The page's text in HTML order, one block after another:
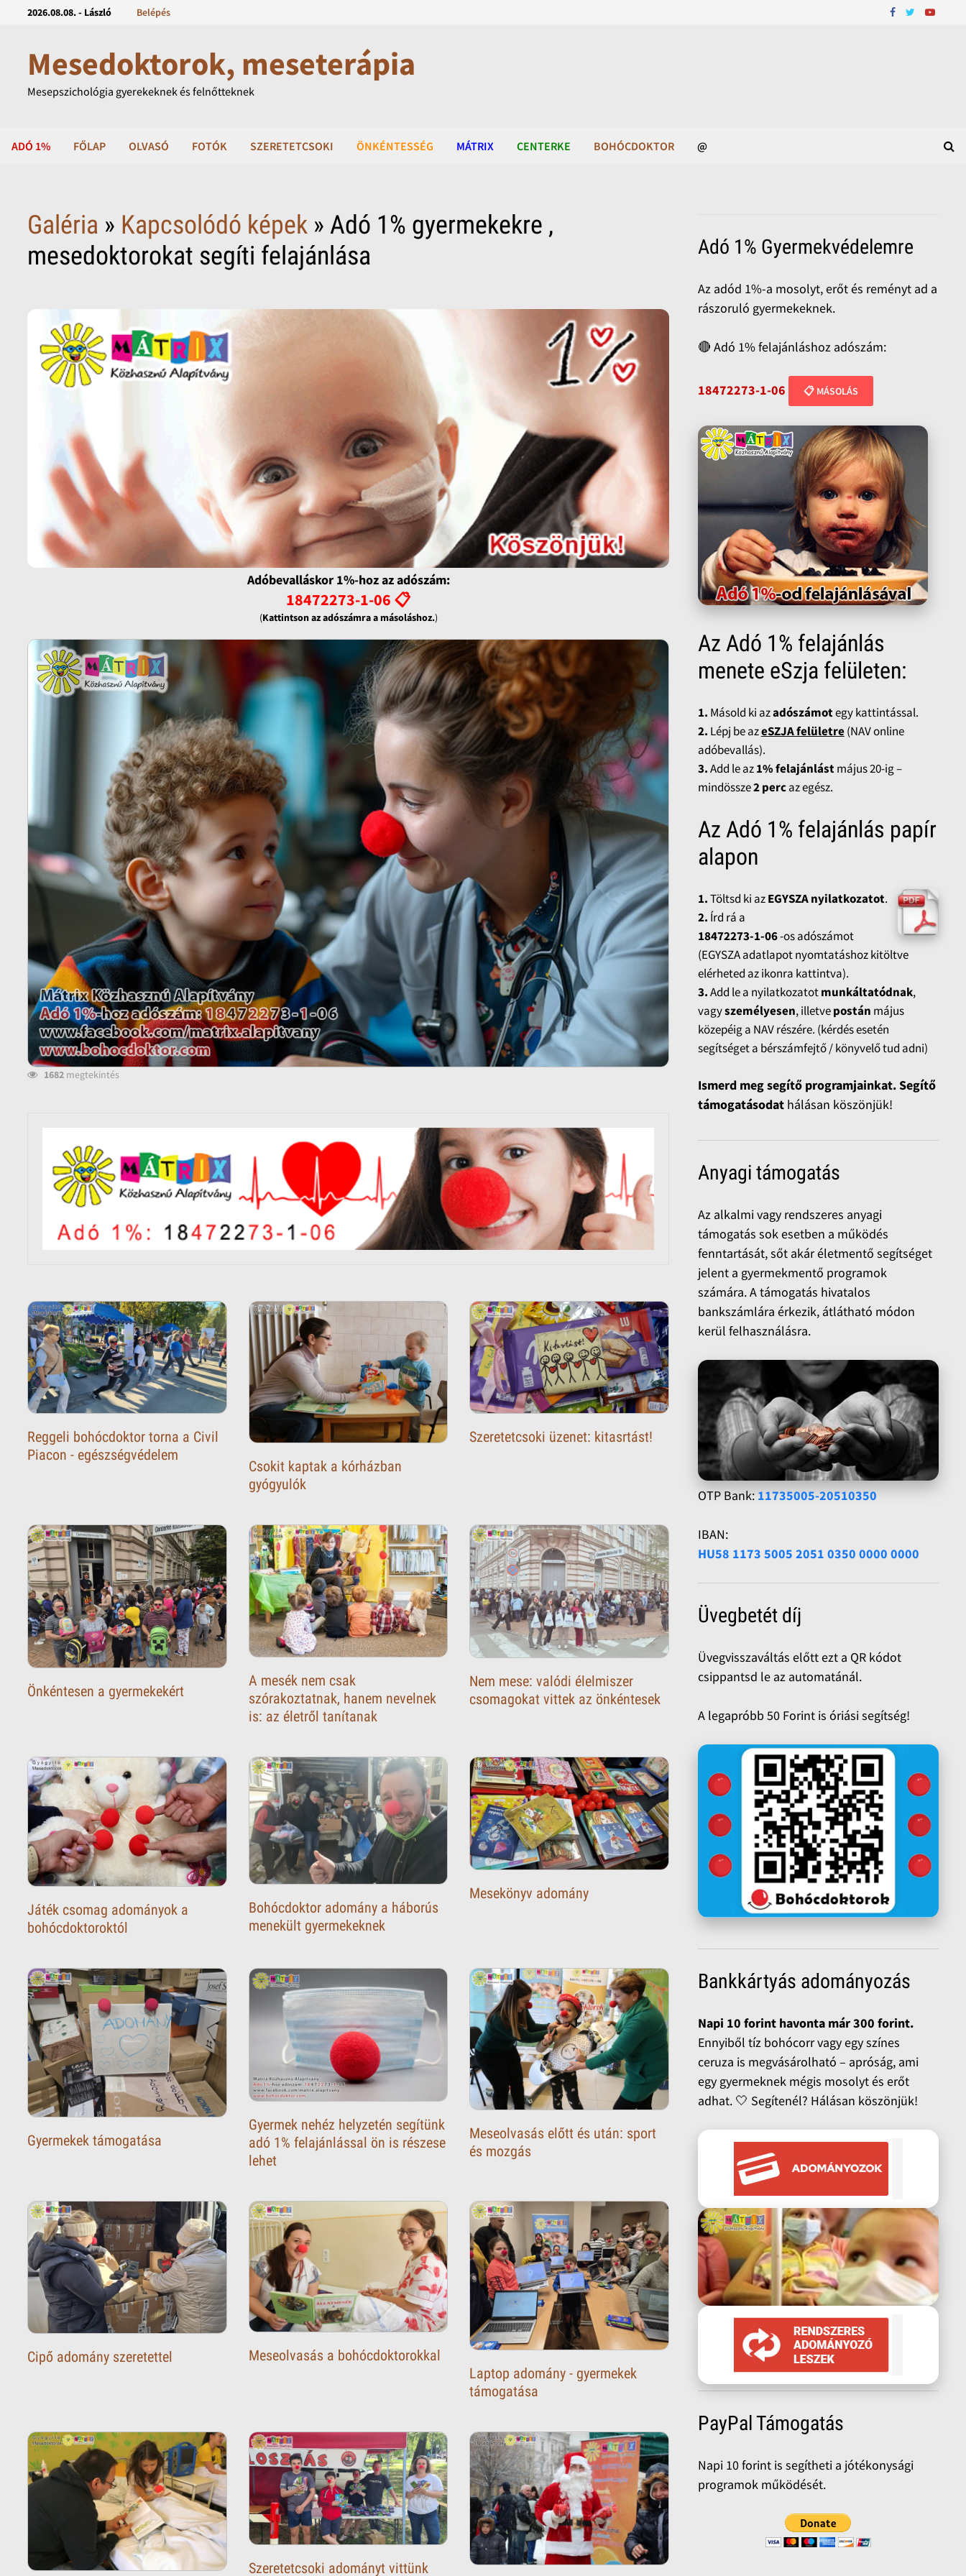
2026.08.08. - László Belépés
Mesedoktorok, meseterápia
Mesepszichológia gyerekeknek és felnőtteknek
ADÓ 1% FŐLAP OLVASÓ FOTÓK SZERETETCSOKI ÖNKÉNTESSÉG MÁTRIX CENTERKE BOHÓCDOKTOR @
Galéria » Kapcsolódó képek » Adó 1% gyermekekre ,
mesedoktorokat segíti felajánlása
Adóbevalláskor 1%-hoz az adószám:
18472273-1-06 📋
(Kattintson az adószámra a másoláshoz.)
1682 megtekintés
Reggeli bohócdoktor torna a Civil
Piacon - egészségvédelem
Csokit kaptak a kórházban
gyógyulók
Szeretetcsoki üzenet: kitasrtást!
Önkéntesen a gyermekekért
A mesék nem csak
szórakoztatnak, hanem nevelnek
is: az életről tanítanak
Nem mese: valódi élelmiszer
csomagokat vittek az önkéntesek
Játék csomag adományok a
bohócdoktoroktól
Bohócdoktor adomány a háborús
menekült gyermekeknek
Mesekönyv adomány
Gyermekek támogatása
Gyermek nehéz helyzetén segítünk
adó 1% felajánlással ön is részese
lehet
Meseolvasás előtt és után: sport
és mozgás
Cipő adomány szeretettel
Meseolvasás a bohócdoktorokkal
Laptop adomány - gyermekek
támogatása
Szeretetcsoki adományt vittünk
Adó 1% Gyermekvédelemre
Az adód 1%-a mosolyt, erőt és reményt ad a
rászoruló gyermekeknek.
🔴 Adó 1% felajánláshoz adószám:
18472273-1-06 📋 MÁSOLÁS
Az Adó 1% felajánlás
menete eSzja felületen:
1. Másold ki azadószámotegy kattintással.
2. Lépj be azeSZJA felületre(NAV online
adóbevallás).
3.Add le az1% felajánlástmájus 20-ig –
mindössze2 percaz egész.
Az Adó 1% felajánlás papír
alapon
1.Töltsd ki azEGYSZA nyilatkozatot.
2. Írd rá a
18472273-1-06-os adószámot
(EGYSZA adatlapot nyomtatáshoz kitöltve
elérheted az ikonra kattintva).
3.Add le a nyilatkozatotmunkáltatódnak,
vagyszemélyesen, illetvepostán május
közepéig a NAV részére. (kérdés esetén
segítséget a bérszámfejtő / könyvelő tud adni)
Ismerd meg segítő programjainkat. Segítő
támogatásodat hálásan köszönjük!
Anyagi támogatás
Az alkalmi vagy rendszeres anyagi
támogatás sok esetben a működés
fenntartását, sőt akár életmentő segítséget
jelent a gyermekmentő programok
számára. A támogatás hivatalos
bankszámlára érkezik, átlátható módon
kerül felhasználásra.
OTP Bank: 11735005-20510350
IBAN:
HU58 1173 5005 2051 0350 0000 0000
Üvegbetét díj
Üvegvisszaváltás előtt ezt a QR kódot
csippantsd le az automatánál.
A legapróbb 50 Forint is óriási segítség!
Bankkártyás adományozás
Napi 10 forint havonta már 300 forint.
Ennyiből tíz bohócorr vagy egy színes
ceruza is megvásárolható – apróság, ami
egy gyermeknek mégis mosolyt és erőt
adhat. 🤍 Segítenél? Hálásan köszönjük!
PayPal Támogatás
Napi 10 forint is segítheti a jótékonysági
programok működését.